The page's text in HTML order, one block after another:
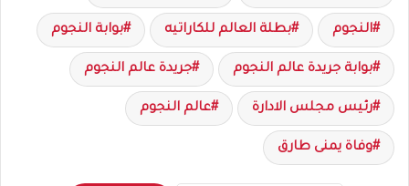
النجوم بطلة العالم للكاراتيه بوابة النجوم
بوابة جريدة عالم النجوم جريدة عالم النجوم
رئيس مجلس الادارة عالم النجوم
وفاة يمنى طارق